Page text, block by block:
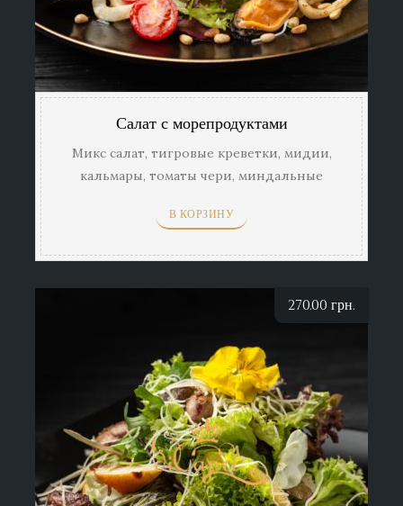
Салат с морепродуктами
Микс салат, тигровые креветки, мидии,
кальмары, томаты чери, миндальные
лимон
В КОРЗИНУ
270.00 грн.